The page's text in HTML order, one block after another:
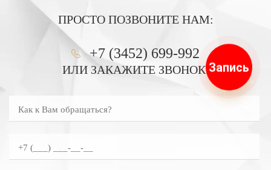
Запись
ПРОСТО ПОЗВОНИТЕ НАМ:
+7 (3452) 699-992
ИЛИ ЗАКАЖИТЕ ЗВОНОК: